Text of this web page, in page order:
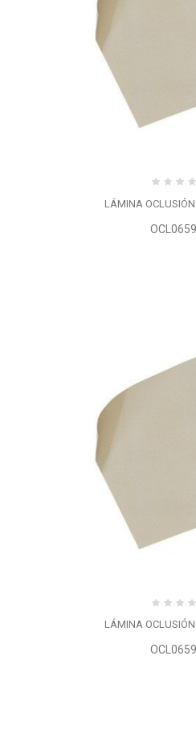
LÁMINA
LÁMINA